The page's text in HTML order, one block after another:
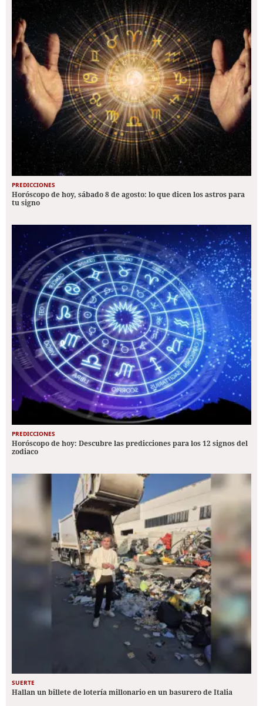
PREDICCIONES
Horóscopo de hoy, sábado 8 de agosto: lo que dicen los astros para
tu signo
PREDICCIONES
Horóscopo de hoy: Descubre las predicciones para los 12 signos del
zodiaco
SUERTE
Hallan un billete de lotería millonario en un basurero de Italia